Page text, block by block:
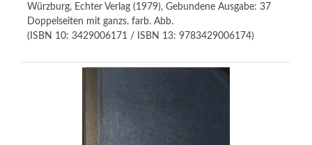
Würzburg, Echter Verlag (1979), Gebundene Ausgabe: 37
Doppelseiten mit ganzs. farb. Abb.
(ISBN 10: 3429006171 / ISBN 13: 9783429006174)